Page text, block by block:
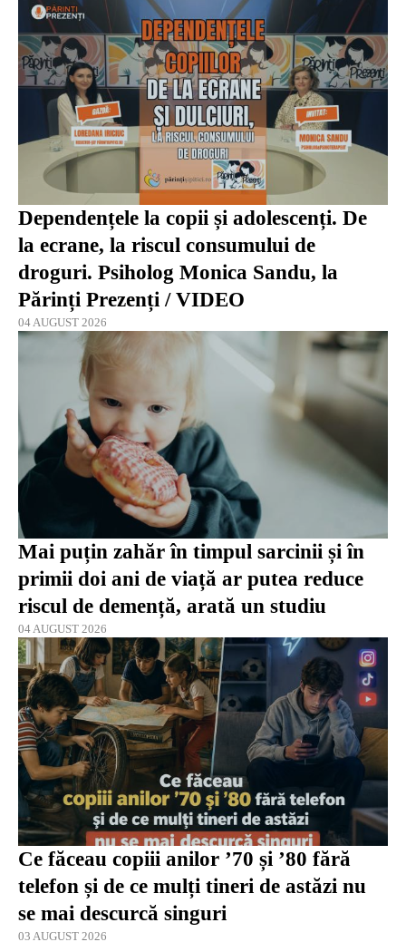
Dependențele la copii și adolescenți. De
la ecrane, la riscul consumului de
droguri. Psiholog Monica Sandu, la
Părinți Prezenți / VIDEO
04 AUGUST 2026
Mai puțin zahăr în timpul sarcinii și în
primii doi ani de viață ar putea reduce
riscul de demență, arată un studiu
04 AUGUST 2026
Ce făceau copiii anilor ’70 și ’80 fără
telefon și de ce mulți tineri de astăzi nu
se mai descurcă singuri
03 AUGUST 2026